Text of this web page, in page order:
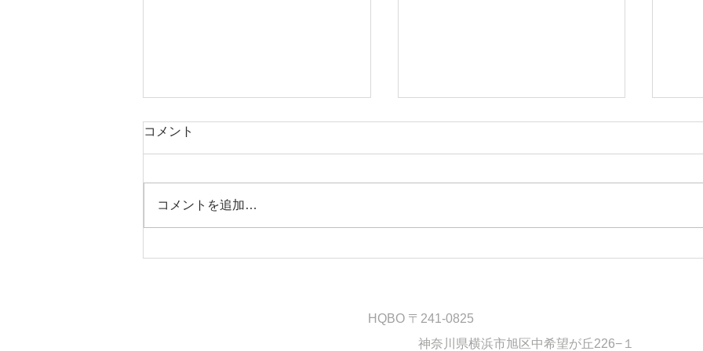
コメント
コメントを追加…
HQBO 〒241-0825
神奈川県横浜市旭区中希望が丘226−１